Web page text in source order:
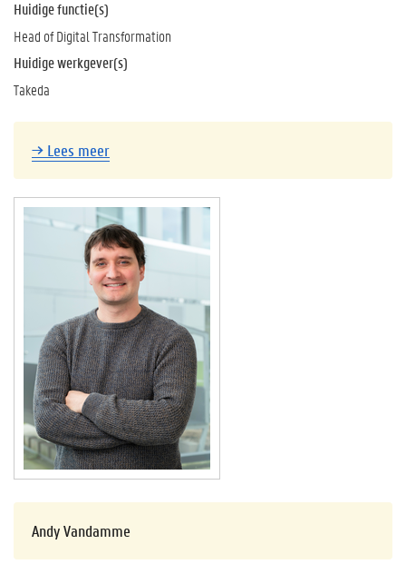
Huidige functie(s)
Head of Digital Transformation
Huidige werkgever(s)
Takeda
→ Lees meer
Andy Vandamme